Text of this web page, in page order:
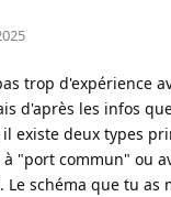
trop d'expérience
d'après les infos
existe deux types
"port commun" ou
Le schéma que tu as